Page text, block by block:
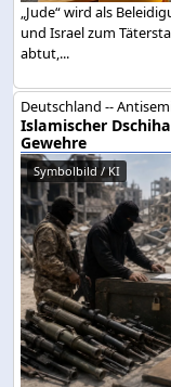
„Jude“ wird als
und Israel zum
abtut,...
Deutschland --
Islamischer
Gewehre
Symbolbild / KI